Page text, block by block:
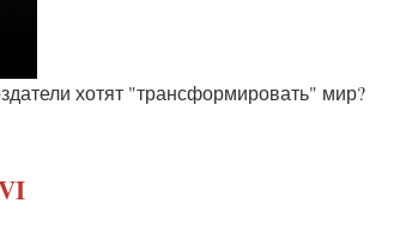
хотят "трансформировать" мир?